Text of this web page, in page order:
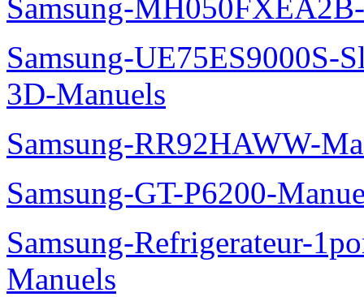
Samsung-
Samsung-
3D-Manuels
Samsung-RR92HAWW-
Samsung-GT-P6200-
Samsung-Refrigerateur-
Manuels